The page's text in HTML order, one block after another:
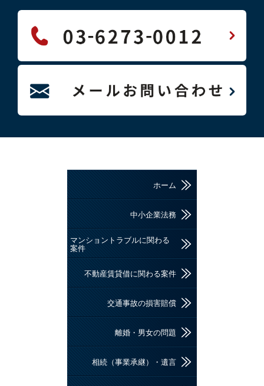
ホーム
中小企業法務
マンショントラブルに関わる
案件
不動産賃貸借に関わる案件
交通事故の損害賠償
離婚・男女の問題
相続（事業承継）・遺言